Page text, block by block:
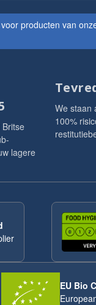
producten van
lagere
We staan
100%
EU Bio